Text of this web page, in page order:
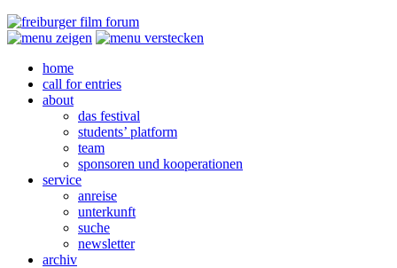
home
call for entries
about
das festival
students’ platform
team
sponsoren und kooperationen
service
anreise
unterkunft
suche
newsletter
archiv